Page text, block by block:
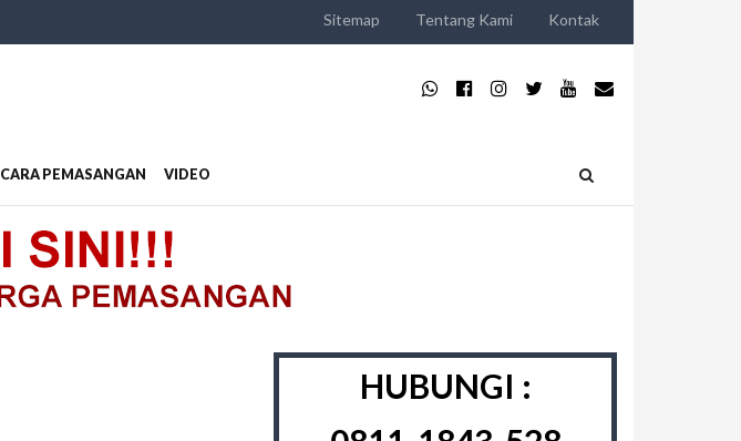
Sitemap Tentang Kami Kontak
CARA PEMASANGAN VIDEO
HUBUNGI :